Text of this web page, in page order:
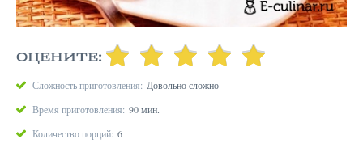
ОЦЕНИТЕ:
Сложность приготовления: Довольно сложно
Время приготовления: 90 мин.
Количество порций: 6